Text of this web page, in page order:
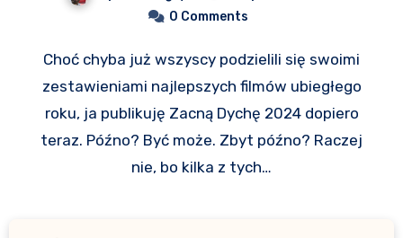
0 Comments
Choć chyba już wszyscy podzielili się swoimi
zestawieniami najlepszych filmów ubiegłego
roku, ja publikuję Zacną Dychę 2024 dopiero
teraz. Późno? Być może. Zbyt późno? Raczej
nie, bo kilka z tych…